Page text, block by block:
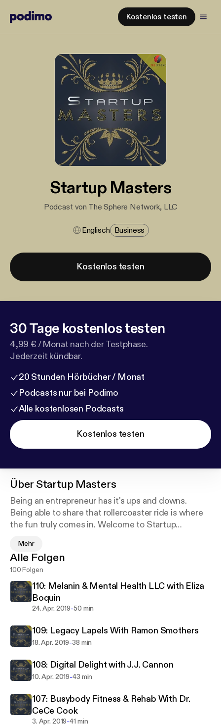
Kostenlos testen
Startup Masters
Podcast von The Sphere Network, LLC
Englisch Business
Kostenlos testen
30 Tage kostenlos testen
4,99 € / Monat nach der Testphase.
Jederzeit kündbar.
20 Stunden Hörbücher / Monat
Podcasts nur bei Podimo
Alle kostenlosen Podcasts
Kostenlos testen
Über Startup Masters
Being an entrepreneur has it's ups and downs.
Being able to share that rollercoaster ride is where
the fun truly comes in. Welcome to Startup
share their insight and pitfalls to make your
entrepreneur endeavors less daunting.
Mehr
Alle Folgen
100 Folgen
110: Melanin & Mental Health LLC with Eliza
Boquin
24. Apr. 2019-50 min
109: Legacy Lapels With Ramon Smothers
18. Apr. 2019-38 min
108: Digital Delight with J.J. Cannon
10. Apr. 2019-43 min
107: Busybody Fitness & Rehab With Dr.
CeCe Cook
3. Apr. 2019-41 min